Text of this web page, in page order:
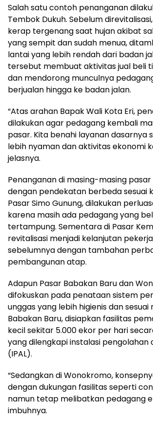
Salah satu contoh penanganan
Tembok Dukuh. Sebelum
kerap tergenang saat hujan akibat
yang sempit dan sudah menua,
lantai yang lebih rendah dari badan
tersebut membuat aktivitas jual beli
dan mendorong munculnya
berjualan hingga ke badan jalan.
“Atas arahan Bapak Wali Kota Eri,
dilakukan agar pedagang kembali
pasar. Kita benahi layanan dasarnya
lebih nyaman dan aktivitas ekonomi
jelasnya.
Penanganan di masing-masing
dengan pendekatan berbeda sesuai
Pasar Simo Gunung, dilakukan
karena masih ada pedagang yang
tertampung. Sementara di Pasar
revitalisasi menjadi kelanjutan
sebelumnya dengan tambahan
pembangunan atap.
Adapun Pasar Babakan Baru dan
difokuskan pada penataan sistem
unggas yang lebih higienis dan sesuai
Babakan Baru, disiapkan fasilitas
kecil sekitar 5.000 ekor per hari
yang dilengkapi instalasi pengolahan
(IPAL).
“Sedangkan di Wonokromo,
dengan dukungan fasilitas seperti
namun tetap melibatkan pedagang
imbuhnya.